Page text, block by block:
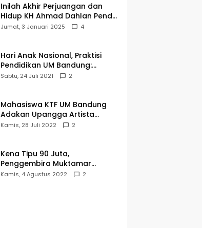
Inilah Akhir Perjuangan dan
Hidup KH Ahmad Dahlan Pendiri
Muhammadiyah
Jumat, 3 Januari 2025 4
Hari Anak Nasional, Praktisi
Pendidikan UM Bandung:
Mereka Generasi Penerus
Sabtu, 24 Juli 2021 2
Mahasiswa KTF UM Bandung
Adakan Upangga Artista
Exhibition, Ini Salah Satu
Kamis, 28 Juli 2022 2
Kena Tipu 90 Juta,
Penggembira Muktamar
Muhammadiyah Aisyiyah Asal
Kamis, 4 Agustus 2022 2